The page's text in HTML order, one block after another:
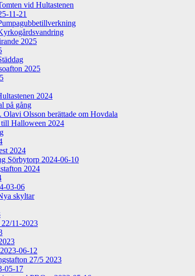
vid Hultastenen
11-21
2025
2025
2024
på gång
Olavi Olsson berättade om Hovdala
Halloween 2024
2024
Sörbytorp 2024-06-10
2024
03-06
skyltar
11-2023
06-12
27/5 2023
05-17